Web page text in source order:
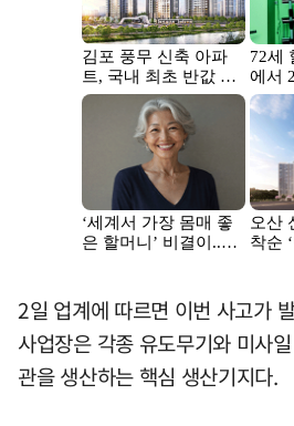
2일 업계에 따르면 이번 사고가
사업장은 각종 유도무기와 미사
관을 생산하는 핵심 생산기지다.